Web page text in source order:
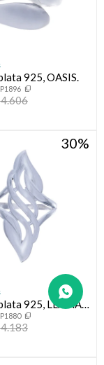
925, OASIS.
4.606
30
925, LLAMA
4.183